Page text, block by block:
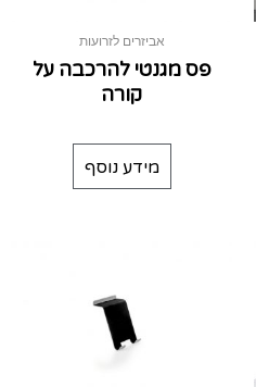
אביזרים לזרועות
פס מגנטי להרכבה על
קורה
מידע נוסף